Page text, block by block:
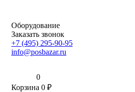
Оборудование
Заказать звонок
+7 (495) 295-90-95
info@posbazar.ru
0
Корзина 0 ₽